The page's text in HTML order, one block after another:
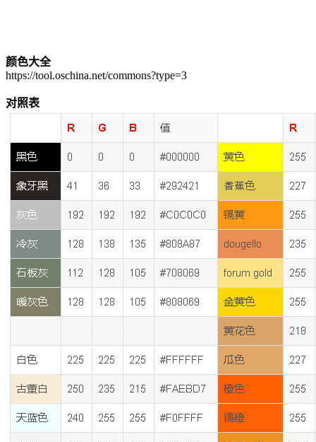
颜色大全
https://tool.oschina.net/commons?type=3
对照表